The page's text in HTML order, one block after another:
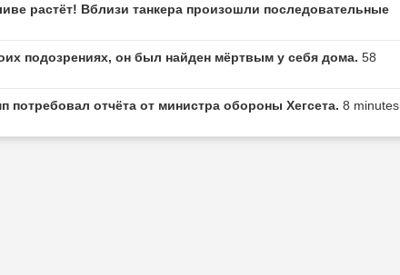
растёт! Вблизи танкера произошли последовательные
подозрениях, он был найден мёртвым у себя дома. 58
отчёта от министра обороны Хегсета. 8 minutes